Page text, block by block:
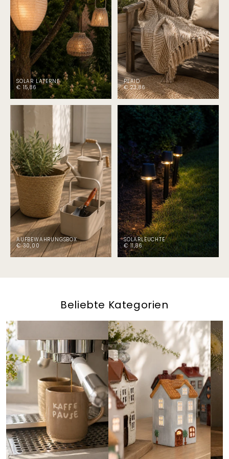
SOLAR LATERNE
€ 15,86
PLAID
€ 23,86
AUFBEWAHRUNGSBOX
€ 30,00
SOLARLEUCHTE
€ 11,86
Beliebte Kategorien